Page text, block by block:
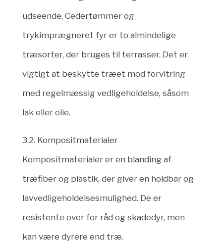
udseende. Cedertømmer og
trykimprægneret fyr er to almindelige
træsorter, der bruges til terrasser. Det er
vigtigt at beskytte træet mod forvitring
med regelmæssig vedligeholdelse, såsom
lak eller olie.
3.2. Kompositmaterialer
Kompositmaterialer er en blanding af
træfiber og plastik, der giver en holdbar og
lavvedligeholdelsesmulighed. De er
resistente over for råd og skadedyr, men
kan være dyrere end træ.